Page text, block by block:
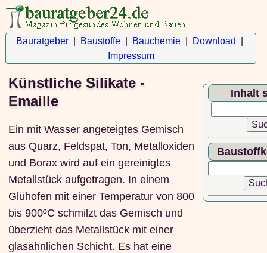
Bauratgeber Baustoffe Bauchemie Download
Impressum
Künstliche Silikate -
Emaille
Ein mit Wasser angeteigtes Gemisch
aus Quarz, Feldspat, Ton, Metalloxiden
und Borax wird auf ein gereinigtes
Metallstück aufgetragen. In einem
Glühofen mit einer Temperatur von 800
bis 900ºC schmilzt das Gemisch und
überzieht das Metallstück mit einer
glasähnlichen Schicht. Es hat eine
Inhalt